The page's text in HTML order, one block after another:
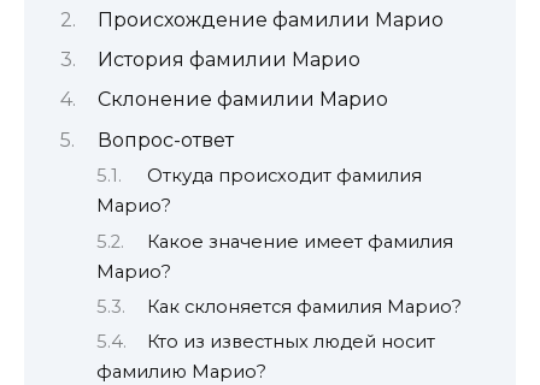
Происхождение фамилии Марио
История фамилии Марио
Склонение фамилии Марио
Вопрос-ответ
Откуда происходит фамилия
Марио?
Какое значение имеет фамилия
Марио?
Как склоняется фамилия Марио?
Кто из известных людей носит
фамилию Марио?